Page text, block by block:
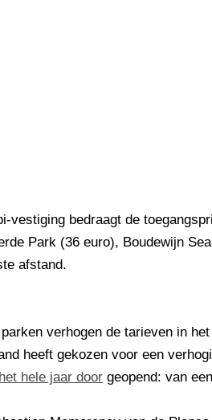
vestiging bedraagt de
Park (36 euro), Boudewijn
afstand.
verhogen de tarieven in
heeft gekozen voor een
het hele jaar door geopend: van